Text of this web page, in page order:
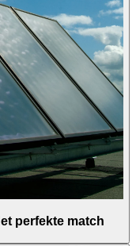
perfekte match